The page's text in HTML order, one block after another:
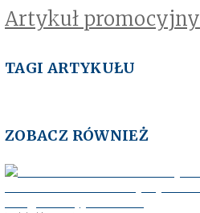
Artykuł promocyjny
TAGI ARTYKUŁU
ZOBACZ RÓWNIEŻ